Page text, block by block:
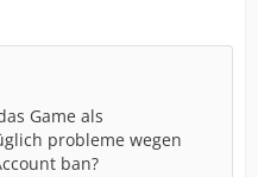
Game als
probleme wegen
ban?